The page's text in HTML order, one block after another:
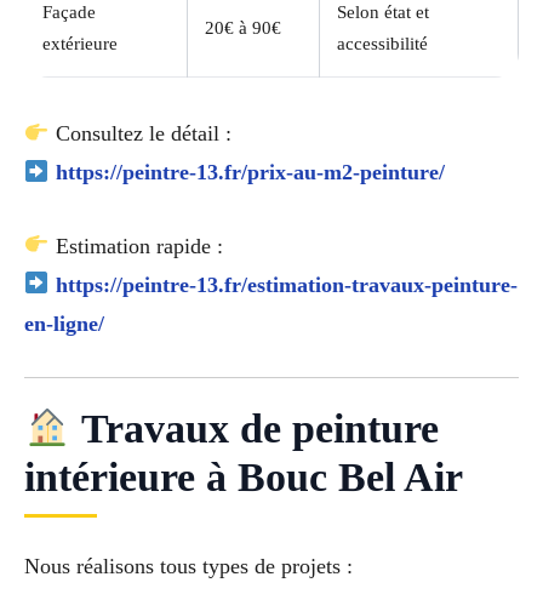
Façade
extérieure
20€ à 90€
Selon état et
accessibilité
Consultez le détail :
https://peintre-13.fr/prix-au-m2-peinture/
Estimation rapide :
https://peintre-13.fr/estimation-travaux-peinture-
en-ligne/
Travaux de peinture
intérieure à Bouc Bel Air
Nous réalisons tous types de projets :